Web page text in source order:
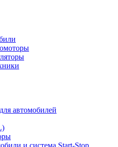
автомобилей
и система Start-Stop